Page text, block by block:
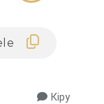
Кіру